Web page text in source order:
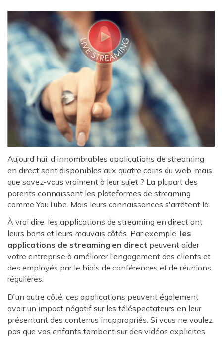
Aujourd'hui, d'innombrables applications de streaming
en direct sont disponibles aux quatre coins du web, mais
que savez-vous vraiment à leur sujet ? La plupart des
parents connaissent les plateformes de streaming
comme YouTube. Mais leurs connaissances s'arrêtent là.
À vrai dire, les applications de streaming en direct ont
leurs bons et leurs mauvais côtés. Par exemple, les
applications de streaming en direct peuvent aider
votre entreprise à améliorer l'engagement des clients et
des employés par le biais de conférences et de réunions
régulières.
D'un autre côté, ces applications peuvent également
avoir un impact négatif sur les téléspectateurs en leur
présentant des contenus inappropriés. Si vous ne voulez
pas que vos enfants tombent sur des vidéos explicites,